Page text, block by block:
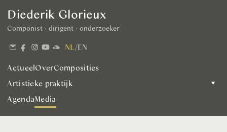
Diederik Glorieux
Componist · dirigent · onderzoeker
NL /EN
Actueel OverComposities
Artistieke praktijk
▾
AgendaMedia